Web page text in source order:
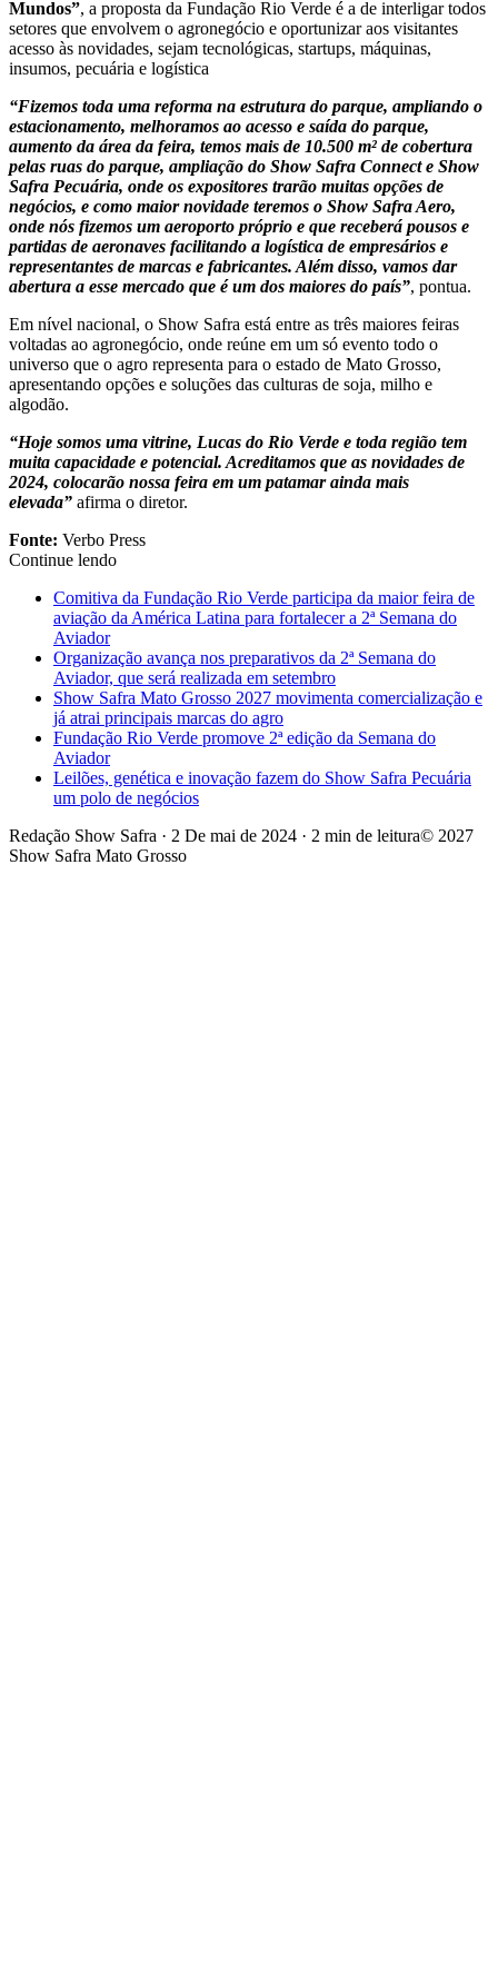
Mundos”, a proposta da Fundação Rio Verde é a de interligar todos
setores que envolvem o agronegócio e oportunizar aos visitantes
acesso às novidades, sejam tecnológicas, startups, máquinas,
insumos, pecuária e logística
“Fizemos toda uma reforma na estrutura do parque, ampliando o
estacionamento, melhoramos ao acesso e saída do parque,
aumento da área da feira, temos mais de 10.500 m² de cobertura
pelas ruas do parque, ampliação do Show Safra Connect e Show
Safra Pecuária, onde os expositores trarão muitas opções de
negócios, e como maior novidade teremos o Show Safra Aero,
onde nós fizemos um aeroporto próprio e que receberá pousos e
partidas de aeronaves facilitando a logística de empresários e
representantes de marcas e fabricantes. Além disso, vamos dar
abertura a esse mercado que é um dos maiores do país”, pontua.
Em nível nacional, o Show Safra está entre as três maiores feiras
voltadas ao agronegócio, onde reúne em um só evento todo o
universo que o agro representa para o estado de Mato Grosso,
apresentando opções e soluções das culturas de soja, milho e
algodão.
“Hoje somos uma vitrine, Lucas do Rio Verde e toda região tem
muita capacidade e potencial. Acreditamos que as novidades de
2024, colocarão nossa feira em um patamar ainda mais
elevada” afirma o diretor.
Fonte: Verbo Press
Continue lendo
Comitiva da Fundação Rio Verde participa da maior feira de
aviação da América Latina para fortalecer a 2ª Semana do
Aviador
Organização avança nos preparativos da 2ª Semana do
Aviador, que será realizada em setembro
Show Safra Mato Grosso 2027 movimenta comercialização e
já atrai principais marcas do agro
Fundação Rio Verde promove 2ª edição da Semana do
Aviador
Leilões, genética e inovação fazem do Show Safra Pecuária
um polo de negócios
Redação Show Safra · 2 De mai de 2024 · 2 min de leitura© 2027
Show Safra Mato Grosso